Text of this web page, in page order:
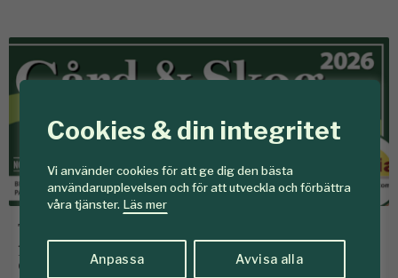
Cookies & din integritet
Vi använder cookies för att ge dig den bästa
användarupplevelsen och för att utveckla och förbättra
våra tjänster. Läs mer
Anpassa Avvisa alla
Tidningen SKOGEN och Föreningen Skogen välkomnar
prenumeranter och medlemmar till mässan Mittia
Gård & Skog med en fribiljett.